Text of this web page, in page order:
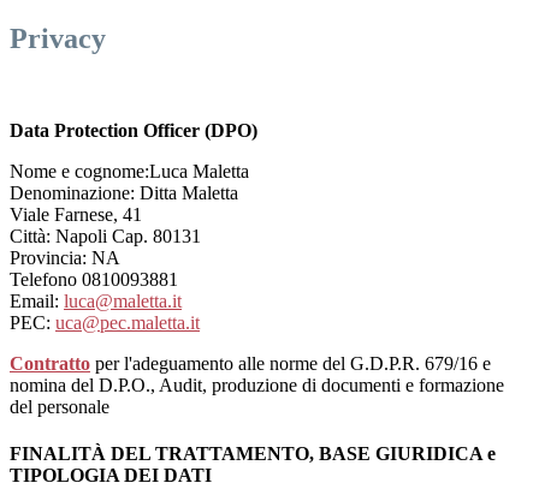
Privacy
Data Protection Officer (DPO)
Nome e cognome:Luca Maletta
Denominazione: Ditta Maletta
Viale Farnese, 41
Città: Napoli Cap. 80131
Provincia: NA
Telefono 0810093881
Email: luca@maletta.it
PEC: uca@pec.maletta.it
Contratto per l'adeguamento alle norme del G.D.P.R. 679/16 e
nomina del D.P.O., Audit, produzione di documenti e formazione
del personale
FINALITÀ DEL TRATTAMENTO, BASE GIURIDICA e
TIPOLOGIA DEI DATI